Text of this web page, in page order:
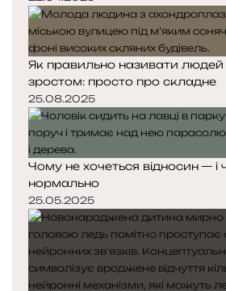
Як правильно називати людей
зростом: просто про складне
25.08.2025
Чому не хочеться відносин — і
нормально
25.05.2025